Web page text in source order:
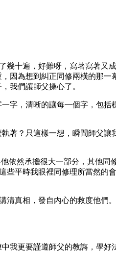
幾十遍，好難呀，寫著寫著又
因為想到糾正同修兩橫的那一
我們讓師父操心了。
字，清晰的讓每一個字，包括
著？只這樣一想，瞬間師父讓
依然承擔很大一部分，其他同
些平時我眼裡同修理所當然的
清真相，發自內心的救度他們
我更要謹遵師父的教誨，學好